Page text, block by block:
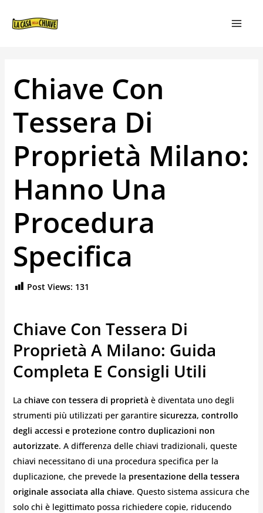
Chiave Con
Tessera Di
Proprietà Milano:
Hanno Una
Procedura
Specifica
Post Views: 131
Chiave Con Tessera Di
Proprietà A Milano: Guida
Completa E Consigli Utili
La chiave con tessera di proprietà è diventata uno degli
strumenti più utilizzati per garantire sicurezza, controllo
degli accessi e protezione contro duplicazioni non
autorizzate. A differenza delle chiavi tradizionali, queste
chiavi necessitano di una procedura specifica per la
duplicazione, che prevede la presentazione della tessera
originale associata alla chiave. Questo sistema assicura che
solo chi è legittimato possa richiedere copie, riducendo
ARTICOLI